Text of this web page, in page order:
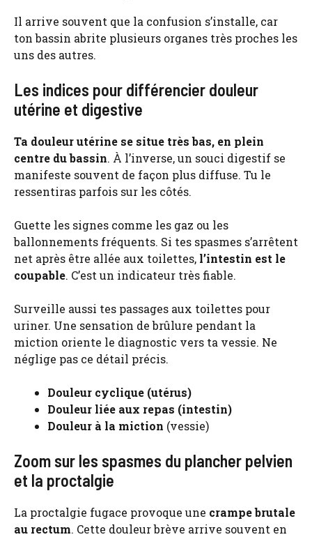
Il arrive souvent que la confusion s’installe, car
ton bassin abrite plusieurs organes très proches les
uns des autres.
Les indices pour différencier douleur
utérine et digestive
Ta douleur utérine se situe très bas, en plein
centre du bassin. À l’inverse, un souci digestif se
manifeste souvent de façon plus diffuse. Tu le
ressentiras parfois sur les côtés.
Guette les signes comme les gaz ou les
ballonnements fréquents. Si tes spasmes s’arrêtent
net après être allée aux toilettes, l’intestin est le
coupable. C’est un indicateur très fiable.
Surveille aussi tes passages aux toilettes pour
uriner. Une sensation de brûlure pendant la
miction oriente le diagnostic vers ta vessie. Ne
néglige pas ce détail précis.
Douleur cyclique (utérus)
Douleur liée aux repas (intestin)
Douleur à la miction (vessie)
Zoom sur les spasmes du plancher pelvien
et la proctalgie
La proctalgie fugace provoque une crampe brutale
au rectum. Cette douleur brève arrive souvent en